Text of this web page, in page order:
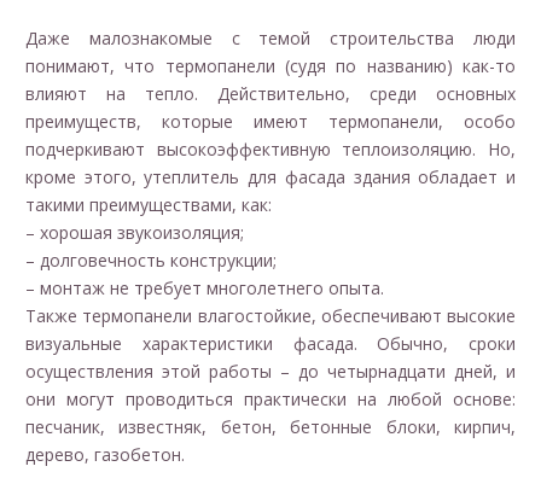
Даже малознакомые с темой строительства люди
понимают, что термопанели (судя по названию) как-то
влияют на тепло. Действительно, среди основных
преимуществ, которые имеют термопанели, особо
подчеркивают высокоэффективную теплоизоляцию. Но,
кроме этого, утеплитель для фасада здания обладает и
такими преимуществами, как:
– хорошая звукоизоляция;
– долговечность конструкции;
– монтаж не требует многолетнего опыта.
Также термопанели влагостойкие, обеспечивают высокие
визуальные характеристики фасада. Обычно, сроки
осуществления этой работы – до четырнадцати дней, и
они могут проводиться практически на любой основе:
песчаник, известняк, бетон, бетонные блоки, кирпич,
дерево, газобетон.